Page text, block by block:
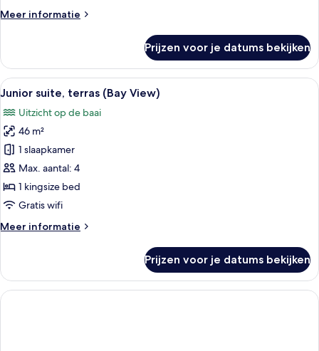
laden
Meer informatie
Meer
meerdere
slaapkamers
(Friends
Family)
Prijzen voor je datums bekijken
Alle
foto's
voor
Junior
suite,
terras
(Bay
View)
Junior suite, terras (Bay View) | Een
12
Junior suite, terras (Bay View)
Uitzicht op de baai
46 m²
1 slaapkamer
Max. aantal: 4
1 kingsize bed
Gratis wifi
Meer informatie
Meer
suite,
terras
(Bay
Prijzen voor je datums bekijken